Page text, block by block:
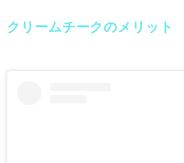
クリームチークのメリット